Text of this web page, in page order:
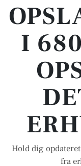
I
Hold dig
fra